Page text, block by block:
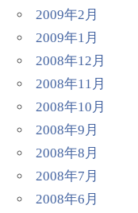
2009年2月
2009年1月
2008年12月
2008年11月
2008年10月
2008年9月
2008年8月
2008年7月
2008年6月